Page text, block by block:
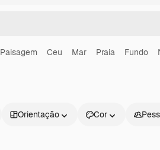
Paisagem Ceu Mar Praia Fundo
Orientação Cor